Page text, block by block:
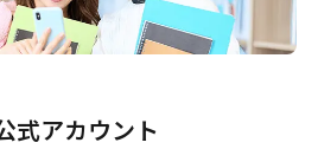
式アカウント